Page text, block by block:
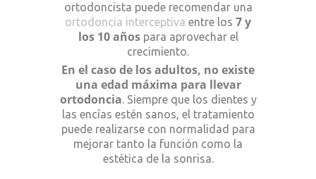
ortodoncista puede recomendar una
ortodoncia interceptiva entre los 7 y
los 10 añospara aprovechar el
crecimiento.
En el caso de los adultos, no existe
una edad máxima para llevar
ortodoncia. Siempre que los dientes y
las encías estén sanos, el tratamiento
puede realizarse con normalidad para
mejorar tanto la función como la
estética de la sonrisa.